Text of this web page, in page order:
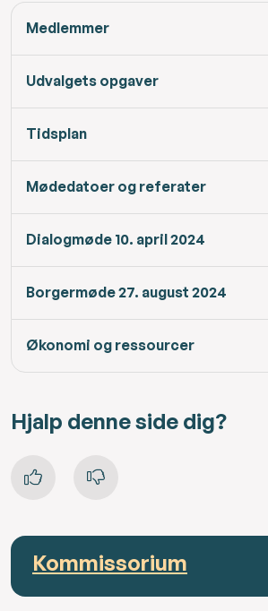
Medlemmer
Udvalgets opgaver
Tidsplan
Mødedatoer og referater
Dialogmøde 10. april 2024
Borgermøde 27. august 2024
Økonomi og ressourcer
Hjalp denne side dig?
Kommissorium